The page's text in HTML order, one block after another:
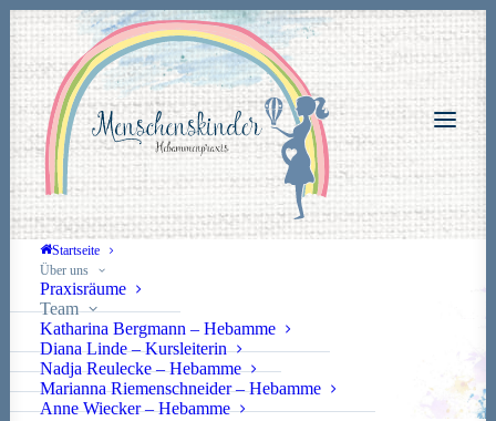
Startseite
Über uns
Praxisräume
Team
Katharina Bergmann – Hebamme
Diana Linde – Kursleiterin
Nadja Reulecke – Hebamme
Marianna Riemenschneider – Hebamme
Anne Wiecker – Hebamme